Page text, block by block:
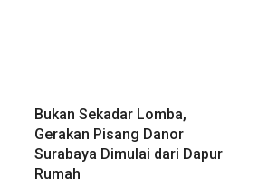
Bukan Sekadar Lomba,
Gerakan Pisang Danor
Surabaya Dimulai dari Dapur
Rumah